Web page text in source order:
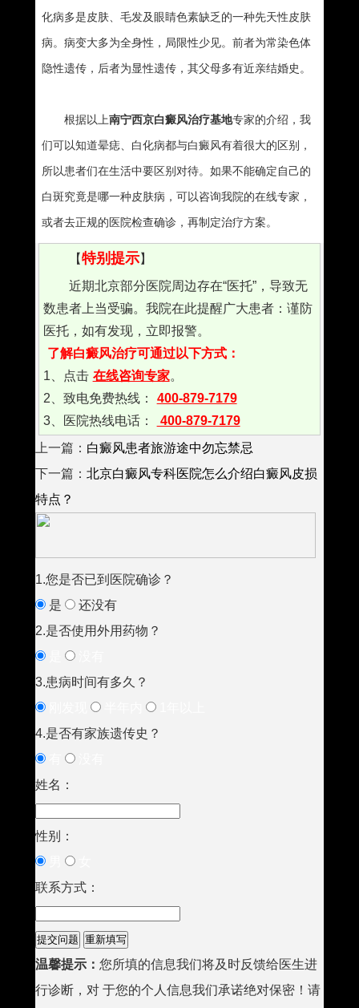
化病多是皮肤、毛发及眼睛色素缺乏的一种先天性皮肤
病。病变大多为全身性，局限性少见。前者为常染色体
隐性遗传，后者为显性遗传，其父母多有近亲结婚史。
根据以上南宁西京白癜风治疗基地专家的介绍，我
们可以知道晕痣、白化病都与白癜风有着很大的区别，
所以患者们在生活中要区别对待。如果不能确定自己的
白斑究竟是哪一种皮肤病，可以咨询我院的在线专家，
或者去正规的医院检查确诊，再制定治疗方案。
【特别提示】
近期北京部分医院周边存在“医托”，导致无
数患者上当受骗。我院在此提醒广大患者：谨防
医托，如有发现，立即报警。
了解白癜风治疗可通过以下方式：
1、点击 在线咨询专家。
2、致电免费热线：
400-879-7179
3、医院热线电话：
400-879-7179
上一篇： 白癜风患者旅游途中勿忘禁忌
下一篇： 北京白癜风专科医院怎么介绍白癜风皮损
特点？
1.您是否已到医院确诊？
是
还没有
2.是否使用外用药物？
3.患病时间有多久？
4.是否有家族遗传史？
姓名：
性别：
联系方式：
温馨提示： 您所填的信息我们将及时反馈给医生进
行诊断，对 于您的个人信息我们承诺绝对保密！请